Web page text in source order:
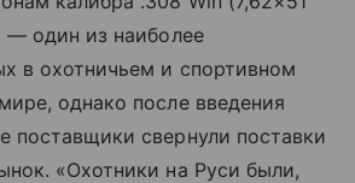
один из наиболее
в охотничьем и спортивном
однако после введения
поставщики свернули поставки
«Охотники на Руси были,